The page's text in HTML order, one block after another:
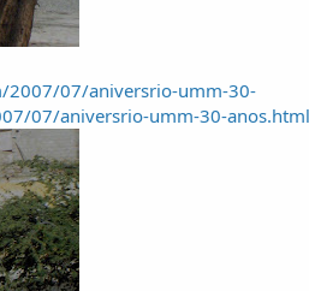
2007/07/aniversrio-umm-30-
07/aniversrio-umm-30-anos.html